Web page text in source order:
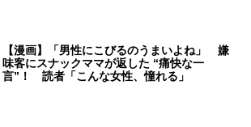
【漫画】「男性にこびるのうまいよね」 嫌
味客にスナックママが返した “痛快な一
言”！ 読者「こんな女性、憧れる」